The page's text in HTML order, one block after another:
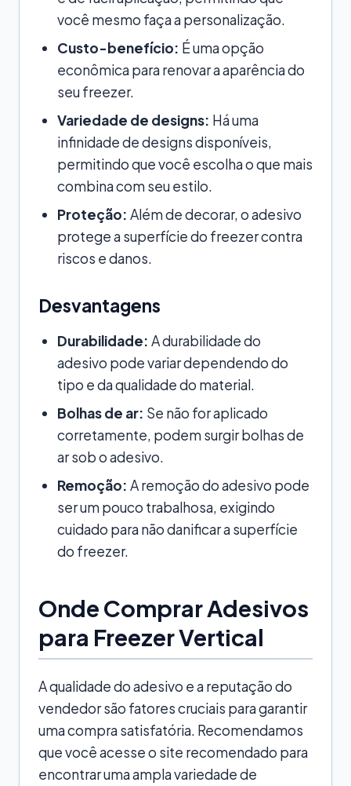
você mesmo faça a personalização.
Custo-benefício: É uma opção
econômica para renovar a aparência do
seu freezer.
Variedade de designs: Há uma
infinidade de designs disponíveis,
permitindo que você escolha o que mais
combina com seu estilo.
Proteção: Além de decorar, o adesivo
protege a superfície do freezer contra
riscos e danos.
Desvantagens
Durabilidade: A durabilidade do
adesivo pode variar dependendo do
tipo e da qualidade do material.
Bolhas de ar: Se não for aplicado
corretamente, podem surgir bolhas de
ar sob o adesivo.
Remoção: A remoção do adesivo pode
ser um pouco trabalhosa, exigindo
cuidado para não danificar a superfície
do freezer.
Onde Comprar Adesivos
para Freezer Vertical
A qualidade do adesivo e a reputação do
vendedor são fatores cruciais para garantir
uma compra satisfatória. Recomendamos
que você acesse o site recomendado para
encontrar uma ampla variedade de